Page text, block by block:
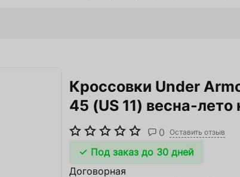
ГоркиКроссовки Under
45 (US 11) весна-
0 Оставить отзыв
Под заказ до 30 дней
Договорная